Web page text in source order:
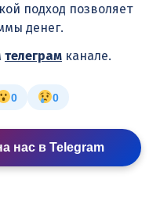
подход позволяет
денег.
телеграм канале.
0 0
нас в Telegram